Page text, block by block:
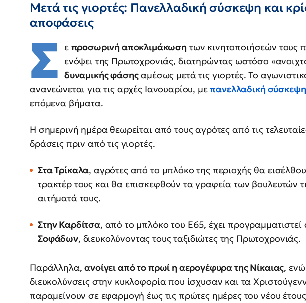
Μετά τις γιορτές: Πανελλαδική σύσκεψη και
αποφάσεις
Σ ε προσωρινή αποκλιμάκωση των κινητοποιήσεών τους
ενόψει της Πρωτοχρονιάς, διατηρώντας ωστόσο
δυναμικής φάσηςαμέσως μετά τις γιορτές. Το
ανανεώνεται για τις αρχές Ιανουαρίου, μεπανελλαδική σύσκεψη
επόμενα βήματα.
Η σημερινή ημέρα θεωρείται από τους αγρότες από τις
δράσεις πριν από τις γιορτές.
Στα Τρίκαλα, αγρότες από το μπλόκο της περιοχής θα
τρακτέρ τους και θα επισκεφθούν τα γραφεία των βουλευτών
αιτήματά τους.
Στην Καρδίτσα, από το μπλόκο του Ε65, έχει προγραμματιστεί
Σοφάδων, διευκολύνοντας τους ταξιδιώτες της Πρωτοχρονιάς.
Παράλληλα,ανοίγει από το πρωί η αερογέφυρα της Νίκαιας, ενώ
διευκολύνσεις στην κυκλοφορία που ίσχυσαν και τα
παραμείνουν σε εφαρμογή έως τις πρώτες ημέρες του νέου